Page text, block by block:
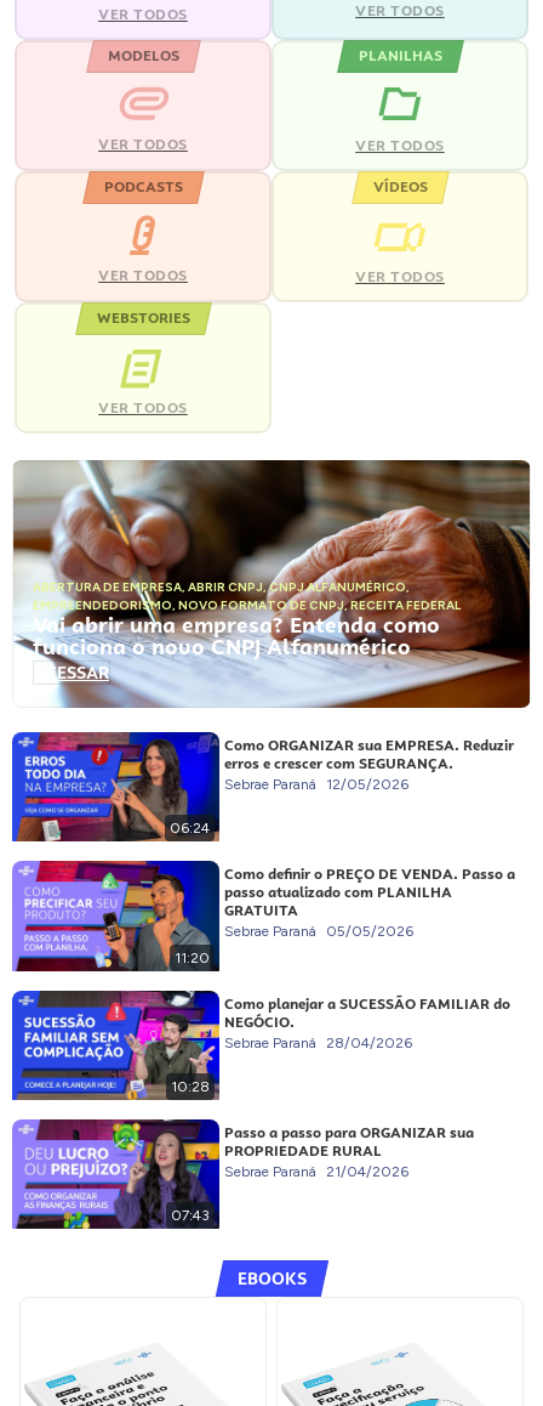
VER TODOS VER TODOS
MODELOS
VER TODOS
PLANILHAS
VER TODOS
PODCASTS
VER TODOS
VÍDEOS
VER TODOS
WEBSTORIES
VER TODOS
ABERTURA DE EMPRESA, ABRIR CNPJ,CNPJ ALFANUMÉRICO,
EMPREENDEDORISMO, NOVO FORMATO DE CNPJ,RECEITA FEDERAL
Vai abrir uma empresa? Entenda como
funciona o novo CNPJ Alfanumérico
ACESSAR
06:24
Como ORGANIZAR sua EMPRESA. Reduzir
erros e crescer com SEGURANÇA.
Sebrae Paraná 12/05/2026
11:20
Como definir o PREÇO DE VENDA. Passo a
passo atualizado com PLANILHA
GRATUITA
Sebrae Paraná 05/05/2026
10:28
Como planejar a SUCESSÃO FAMILIAR do
NEGÓCIO.
Sebrae Paraná 28/04/2026
07:43
Passo a passo para ORGANIZAR sua
PROPRIEDADE RURAL
Sebrae Paraná 21/04/2026
EBOOKS